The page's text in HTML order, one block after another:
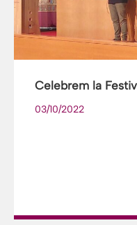
Celebrem la
03/10/2022